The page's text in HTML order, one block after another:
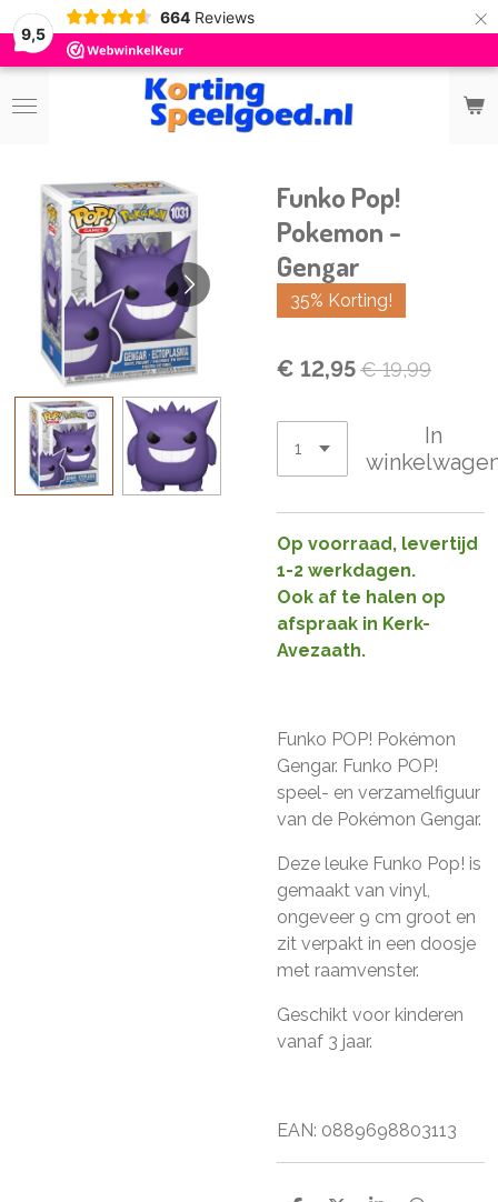
9,5
664 Reviews ×
Funko Pop!
Pokemon -
Gengar
35% Korting!
€ 12,95€ 19,99
In
Op voorraad, levertijd
1-2 werkdagen.
Ook af te halen op
afspraak in Kerk-
Avezaath.
Funko POP! Pokémon
Gengar. Funko POP!
speel- en verzamelfiguur
van de Pokémon Gengar.
Deze leuke Funko Pop! is
gemaakt van vinyl,
ongeveer 9 cm groot en
zit verpakt in een doosje
met raamvenster.
Geschikt voor kinderen
vanaf 3 jaar.
EAN: 0889698803113